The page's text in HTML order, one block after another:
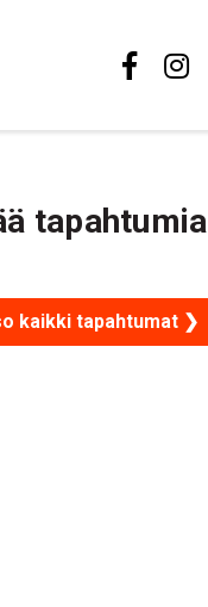
tapahtumia
kaikki tapahtumat ❯